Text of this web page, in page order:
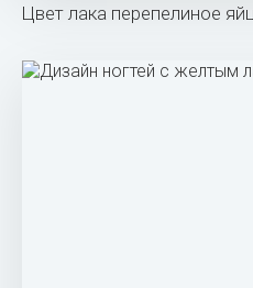
Цвет лака перепелиное